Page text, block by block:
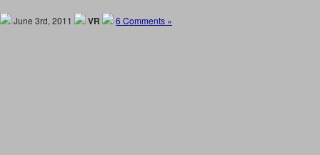
June 3rd, 2011 VR 6 Comments »